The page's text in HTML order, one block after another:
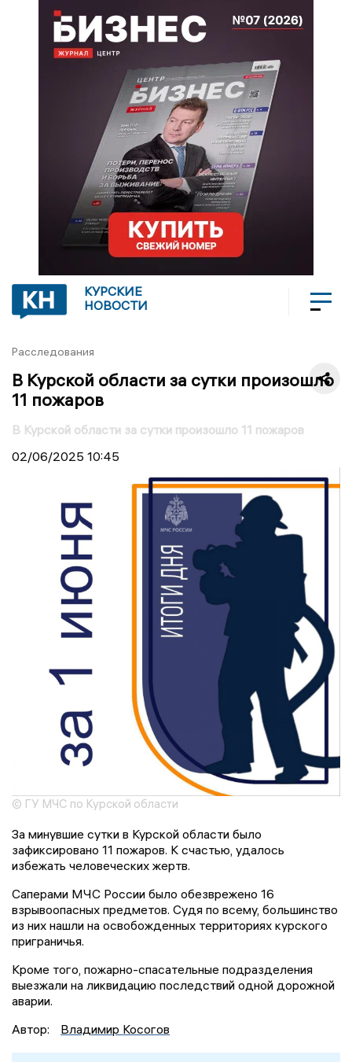
КУРСКИЕ
НОВОСТИ
Расследования
В Курской области за сутки произошло
11 пожаров
В Курской области за сутки произошло 11 пожаров
02/06/2025 10:45
© ГУ МЧС по Курской области
За минувшие сутки в Курской области было
зафиксировано 11 пожаров. К счастью, удалось
избежать человеческих жертв.
Саперами МЧС России было обезврежено 16
взрывоопасных предметов. Судя по всему, большинство
из них нашли на освобожденных территориях курского
приграничья.
Кроме того, пожарно-спасательные подразделения
выезжали на ликвидацию последствий одной дорожной
аварии.
Автор:
Владимир Косогов